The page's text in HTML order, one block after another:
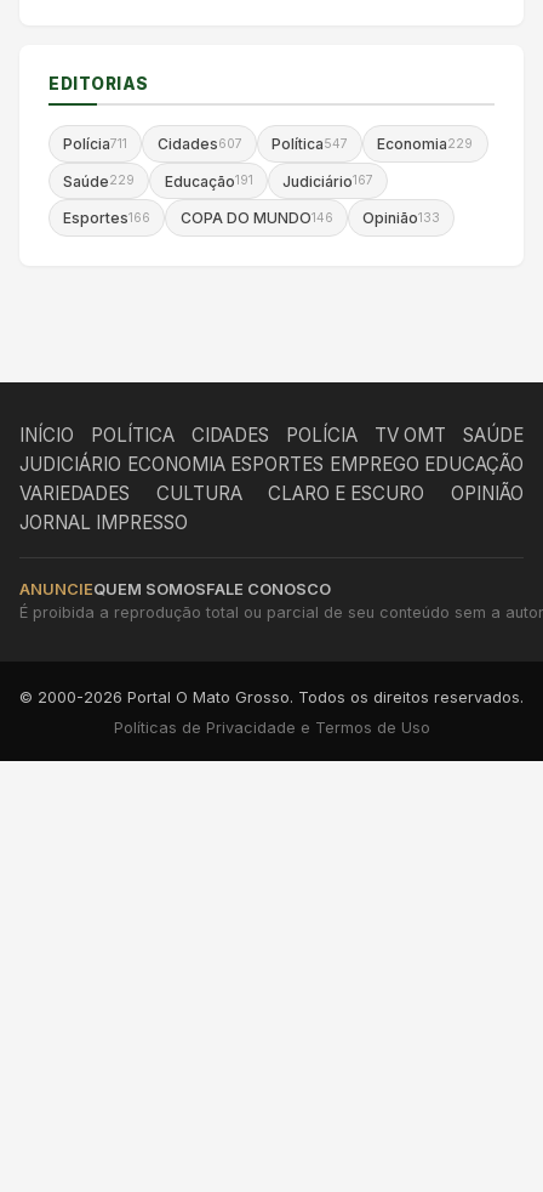
EDITORIAS
Polícia711 Cidades607 Política547 Economia229
Saúde229 Educação191 Judiciário167
Esportes166 COPA DO MUNDO146 Opinião133
INÍCIO POLÍTICA CIDADES POLÍCIA TV OMT
SAÚDE
JUDICIÁRIO ECONOMIA ESPORTES EMPREGO EDUCAÇÃO
VARIEDADES
CULTURA CLARO E ESCURO
OPINIÃO
JORNAL IMPRESSO
ANUNCIEQUEM SOMOSFALE CONOSCO
É proibida a reprodução total ou parcial de seu conteúdo sem a
© 2000-2026 Portal O Mato Grosso. Todos os direitos reservados.
Políticas de Privacidade e Termos de Uso